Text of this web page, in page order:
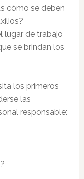
cómo se deben
lugar de trabajo
se brindan los
los primeros
las
responsable: